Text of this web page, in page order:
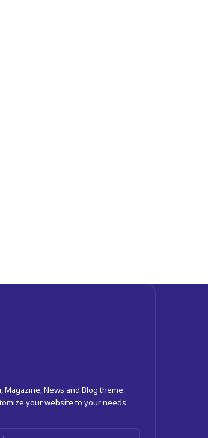
News and Blog theme.
your website to your needs.